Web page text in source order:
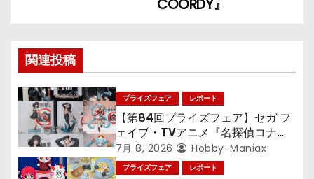
COORDY』
関連投稿
プライズフェア レポート
【第84回プライズフェア】セガ フ
ェイブ・TVアニメ『名探偵コナ
ン』TVアニメ『呪術廻戦』『〈物
語〉シリーズ』「初音ミク」
7月 8, 2026 Hobby-Maniax
プライズフェア レポート